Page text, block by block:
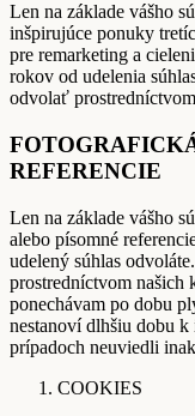
Len na základe vášho
inšpirujúce ponuky
pre remarketing a
rokov od udelenia
odvolať
REFERENCIE
Len na základe vášho
alebo písomné
udelený súhlas
prostredníctvom našich
ponechávam po dobu
nestanoví dlhšiu dobu
prípadoch neuviedli
COOKIES